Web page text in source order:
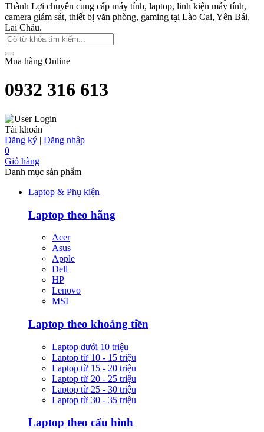
Thành Lợi chuyên cung cấp máy tính, laptop, linh kiện máy tính,
camera giám sát, thiết bị văn phòng, gaming tại Lào Cai, Yên Bái,
Lai Châu.
Mua hàng Online
0932 316 613
Tài khoản
Đăng ký | Đăng nhập
0
Giỏ hàng
Danh mục sản phẩm
Laptop & Phụ kiện
Laptop theo hãng
Acer
Asus
Apple
Dell
HP
Lenovo
MSI
Laptop theo khoảng tiền
Laptop dưới 10 triệu
Laptop từ 10 - 15 triệu
Laptop từ 15 - 20 triệu
Laptop từ 20 - 25 triệu
Laptop từ 25 - 30 triệu
Laptop từ 30 - 35 triệu
Laptop theo cấu hình